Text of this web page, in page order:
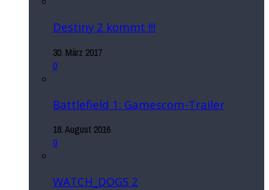
Destiny 2 kommt !!!
30. März 2017
0
Battlefield 1: Gamescom-Trailer
18. August 2016
0
WATCH_DOGS 2